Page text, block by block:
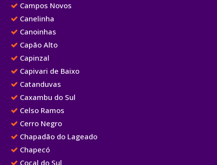
Campos Novos
Canelinha
Canoinhas
Capão Alto
Capinzal
Capivari de Baixo
Catanduvas
Caxambu do Sul
Celso Ramos
Cerro Negro
Chapadão do Lageado
Chapecó
Cocal do Sul